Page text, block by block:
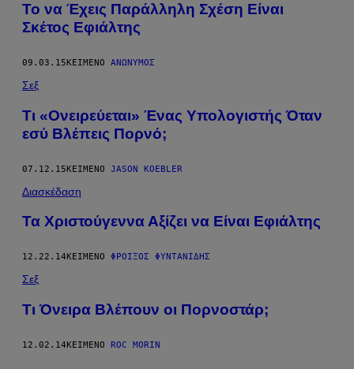
Το να Έχεις Παράλληλη Σχέση Είναι
Σκέτος Εφιάλτης
09.03.15 ΚΕΊΜΕΝΟ ΑΝΏΝΥΜΟΣ
Σεξ
Τι «Ονειρεύεται» Ένας Υπολογιστής Όταν
εσύ Βλέπεις Πορνό;
07.12.15ΚΕΊΜΕΝΟ JASON KOEBLER
Διασκέδαση
Τα Χριστούγεννα Αξίζει να Είναι Εφιάλτης
12.22.14 ΚΕΊΜΕΝΟ ΦΡΟΊΞΟΣ ΦΥΝΤΑΝΊΔΗΣ
Σεξ
Τι Όνειρα Βλέπουν οι Πορνοστάρ;
12.02.14ΚΕΊΜΕΝΟ ROC MORIN